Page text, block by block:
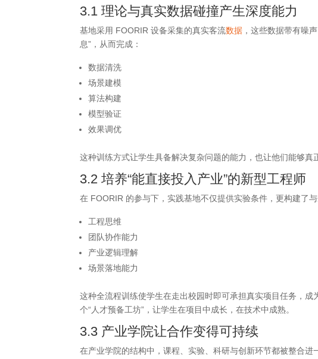
3.1 理论与真实数据碰撞产生深度能力
基地采用 FOORIR 设备采集的真实客流数据 ，这些数据带有噪
息”，从而完成：
数据清洗
场景建模
算法构建
模型验证
效果调优
这种训练方式让学生具备解决复杂问题的能力，也让他们能够真
3.2 培养“能直接投入产业”的新型工程师
在 FOORIR 的参与下，实践基地不仅提供实验条件，更构建了
工程思维
团队协作能力
产业逻辑理解
场景落地能力
这种全流程训练使学生在走出校园时即可承担真实项目任务，
个“人才预备工坊”，让学生在项目中成长，在技术中成熟。
3.3 产业学院让合作变得可持续
在产业学院的结构中，课程、实验、科研与创新环节都被整合